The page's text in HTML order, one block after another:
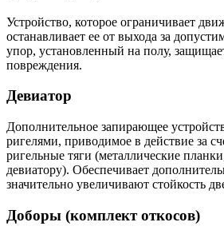
Устройство, которое ограничивает
останавливает ее от выхода за
упор, установленный на полу,
повреждения.
Девиатор
Дополнительное запирающее
ригелями, приводимое в действие за
ригельные тяги (металлические
девиатору). Обеспечивает
значительно увеличивают стойкость
Доборы (комплект откосов)